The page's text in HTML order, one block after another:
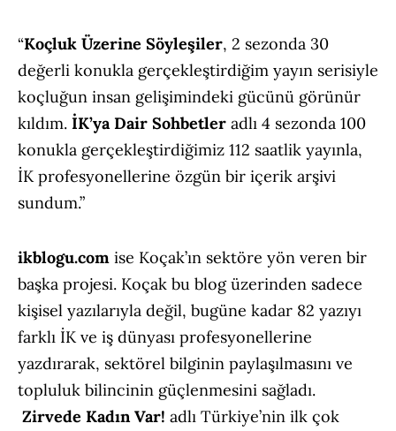
“Koçluk Üzerine Söyleşiler, 2 sezonda 30
değerli konukla gerçekleştirdiğim yayın serisiyle
koçluğun insan gelişimindeki gücünü görünür
kıldım. İK’ya Dair Sohbetler adlı 4 sezonda 100
konukla gerçekleştirdiğimiz 112 saatlik yayınla,
İK profesyonellerine özgün bir içerik arşivi
sundum.”
ikblogu.com ise Koçak’ın sektöre yön veren bir
başka projesi. Koçak bu blog üzerinden sadece
kişisel yazılarıyla değil, bugüne kadar 82 yazıyı
farklı İK ve iş dünyası profesyonellerine
yazdırarak, sektörel bilginin paylaşılmasını ve
topluluk bilincinin güçlenmesini sağladı.
Zirvede Kadın Var! adlı Türkiye’nin ilk çok